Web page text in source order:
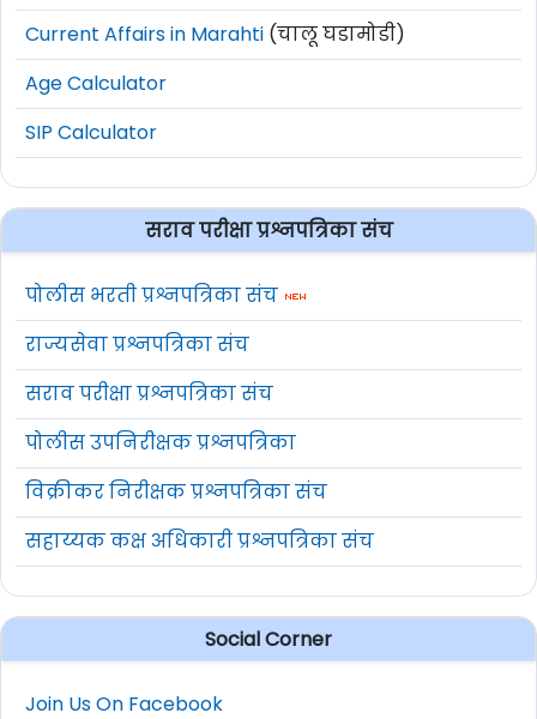
Current Affairs in Marahti (चालू घडामोडी)
Age Calculator
SIP Calculator
सराव परीक्षा प्रश्नपत्रिका संच
पोलीस भरती प्रश्नपत्रिका संच
राज्यसेवा प्रश्नपत्रिका संच
सराव परीक्षा प्रश्नपत्रिका संच
पोलीस उपनिरीक्षक प्रश्नपत्रिका
विक्रीकर निरीक्षक प्रश्नपत्रिका संच
सहाय्यक कक्ष अधिकारी प्रश्नपत्रिका संच
Social Corner
Join Us On Facebook